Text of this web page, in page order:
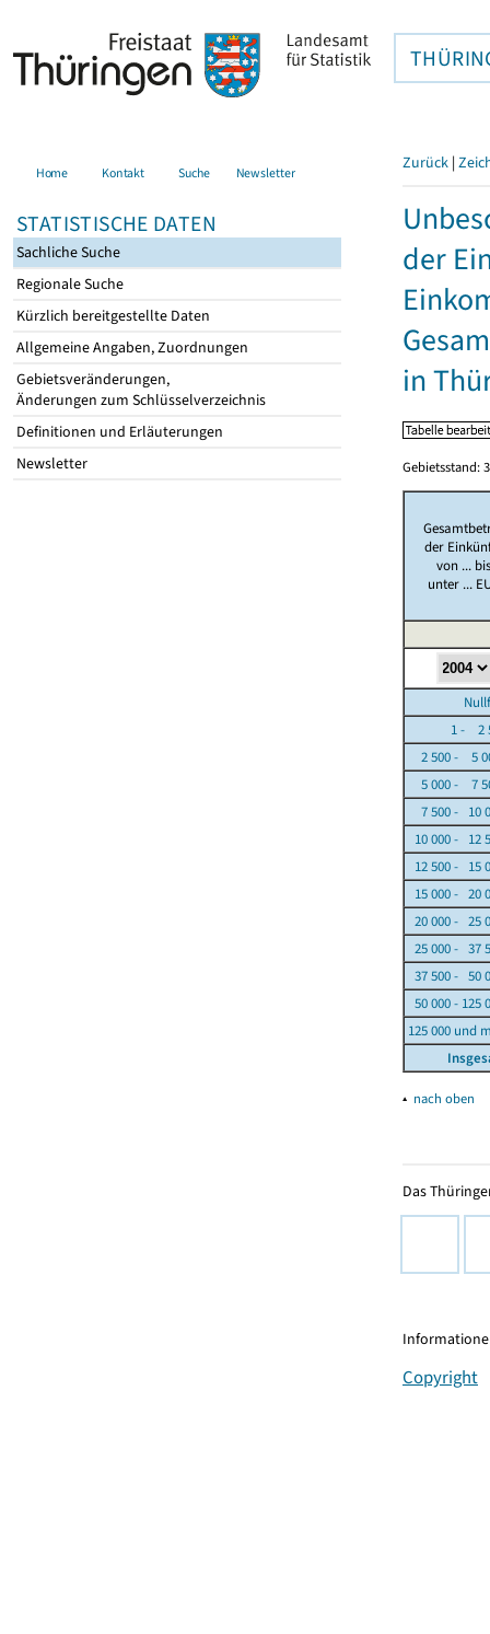
Home Kontakt Suche Newsletter
STATISTISCHE DATEN
Sachliche Suche
Regionale Suche
Kürzlich bereitgestellte Daten
Allgemeine Angaben, Zuordnungen
Gebietsveränderungen,
Änderungen zum Schlüsselverzeichnis
Definitionen und Erläuterungen
Newsletter
Zurück |
der
in
Gebietsstand:
der
von ...
unter ...
1 - 2
2 500 - 5
5 000 - 7
7 500 - 10
10 000 - 12
12 500 - 15
15 000 - 20
20 000 - 25
25 000 - 37
37 500 - 50
50 000 - 125
125 000 und
▴ nach oben
Das
Copyright